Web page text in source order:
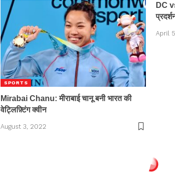
SPORTS
Mirabai Chanu: मीराबाई चानू बनी भारत की
वेट्लिफ़्टिंग क्वीन
August 3, 2022
DC
April